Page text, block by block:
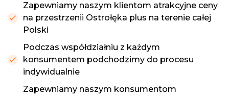
Zapewniamy naszym klientom atrakcyjne ceny
na przestrzenii Ostrołęka plus na terenie całej
Polski
Podczas współdziałniu z każdym
konsumentem podchodzimy do procesu
indywidualnie
Zapewniamy naszym konsumentom